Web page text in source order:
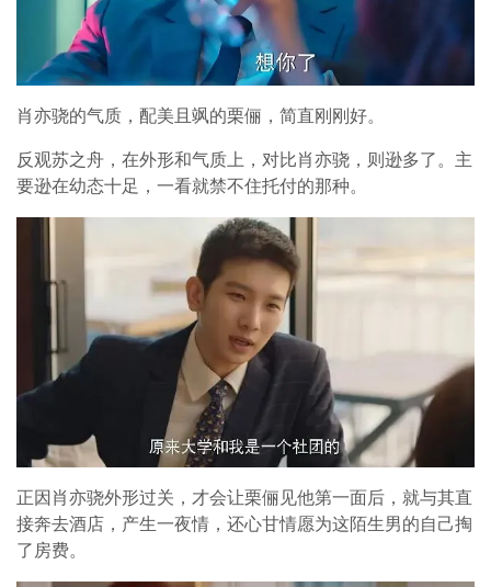
肖亦骁的气质，配美且飒的栗俪，简直刚刚好。
反观苏之舟，在外形和气质上，对比肖亦骁，则逊多了。主
要逊在幼态十足，一看就禁不住托付的那种。
正因肖亦骁外形过关，才会让栗俪见他第一面后，就与其直
接奔去酒店，产生一夜情，还心甘情愿为这陌生男的自己掏
了房费。